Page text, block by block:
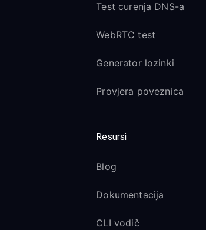
Test curenja DNS-a
WebRTC test
Generator lozinki
Provjera poveznica
Resursi
Blog
Dokumentacija
CLI vodič